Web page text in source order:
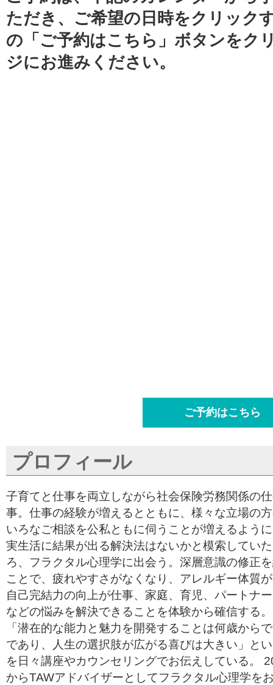
ただき、ご希望の日時をクリック
の「ご予約はこちら」ボタンをク
ジにお進みください。
ご予約はこちら
プロフィール
子育てと仕事を両立しながら社会保険労務関係の
事。仕事の経験が増えるとともに、様々な立場の
いろなご相談を公私ともに伺うことが増えるよう
実生活に結果が出る解決法はないかと模索してい
ろ、フラクタル心理学に出会う。深層意識の修正
ことで、疲れやすさがなくなり、アレルギー体質
自己完結力の向上が仕事、家庭、育児、パートナ
などの悩みを解決できることを体験から確信する。
「潜在的な能力と魅力を開発することは何歳から
であり、人生の選択肢が広がる喜びは大きい」と
を日々講座やカウンセリングでお伝えしている。
からTAWアドバイザーとしてフラクタル心理学を